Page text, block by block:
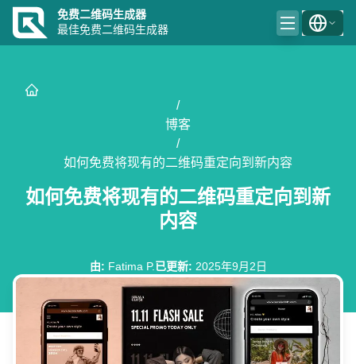
免费二维码生成器
最佳免费二维码生成器
/
博客
/
如何免费将现有的二维码重定向到新内容
如何免费将现有的二维码重定向到新
内容
由: Fatima P.已更新: 2025年9月2日